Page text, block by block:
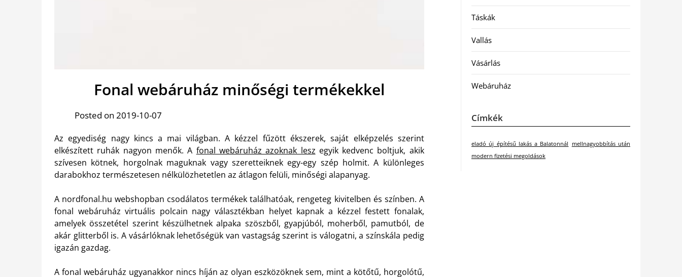
Fonal webáruház minőségi termékekkel
Posted on 2019-10-07
Az egyediség nagy kincs a mai világban. A kézzel fűzött ékszerek, saját elképzelés szerint
elkészített ruhák nagyon menők. A fonal webáruház azoknak lesz egyik kedvenc boltjuk, akik
szívesen kötnek, horgolnak maguknak vagy szeretteiknek egy-egy szép holmit. A különleges
darabokhoz természetesen nélkülözhetetlen az átlagon felüli, minőségi alapanyag.
A nordfonal.hu webshopban csodálatos termékek találhatóak, rengeteg kivitelben és színben. A
fonal webáruház virtuális polcain nagy választékban helyet kapnak a kézzel festett fonalak,
amelyek összetétel szerint készülhetnek alpaka szöszből, gyapjúból, moherből, pamutból, de
akár glitterből is. A vásárlóknak lehetőségük van vastagság szerint is válogatni, a színskála pedig
igazán gazdag.
A fonal webáruház ugyanakkor nincs híján az olyan eszközöknek sem, mint a kötőtű, horgolótű,
Táskák
Vallás
Vásárlás
Webáruház
Címkék
eladó új építésű lakás a Balatonnál
mellnagyobbítás után
modern fizetési megoldások